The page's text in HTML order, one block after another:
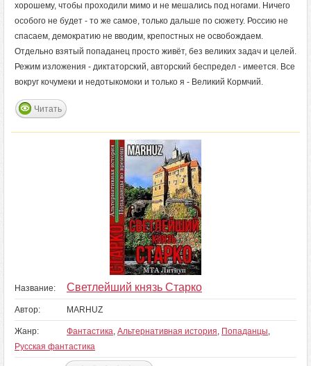
хорошему, чтобы проходили мимо и не мешались под ногами. Ничего
особого не будет - то же самое, только дальше по сюжету. Россию не
спасаем, демократию не вводим, крепостных не освобождаем.
Отдельно взятый попаданец просто живёт, без великих задач и целей.
Режим изложения - диктаторский, авторский беспредел - имеется. Все
вокруг кочумеки и недотыкомоки и только я - Великий Кормчий.
Читать
Название: Светлейший князь Старко
Автор: MARHUZ
Жанр: Фантастика, Альтернативная история, Попаданцы,
Русская фантастика